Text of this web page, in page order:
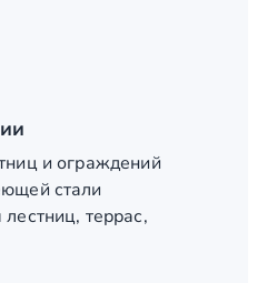
и ограждений
стали
террас,